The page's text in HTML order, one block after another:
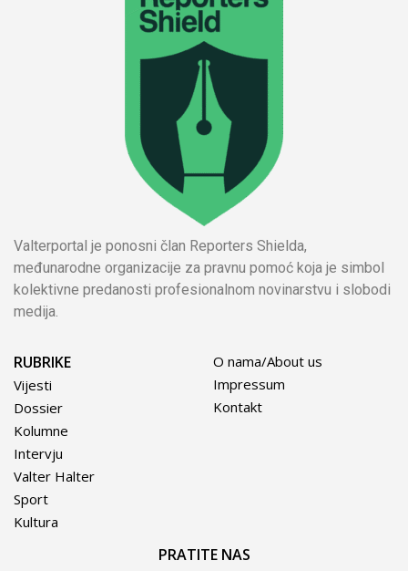
Valterportal je ponosni član Reporters Shielda,
međunarodne organizacije za pravnu pomoć koja je simbol
kolektivne predanosti profesionalnom novinarstvu i slobodi
medija.
RUBRIKE
Vijesti
Dossier
Kolumne
Intervju
Valter Halter
Sport
Kultura
O nama/About us
Impressum
Kontakt
PRATITE NAS